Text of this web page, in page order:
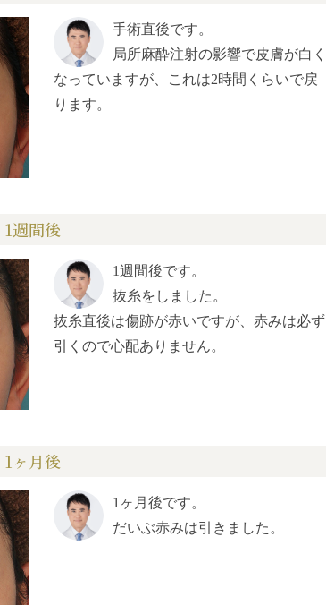
手術直後です。
局所麻酔注射の影響で皮膚が白く
なっていますが、これは2時間くらいで戻
ります。
1週間後
1週間後です。
抜糸をしました。
抜糸直後は傷跡が赤いですが、赤みは必ず
引くので心配ありません。
1ヶ月後
1ヶ月後です。
だいぶ赤みは引きました。